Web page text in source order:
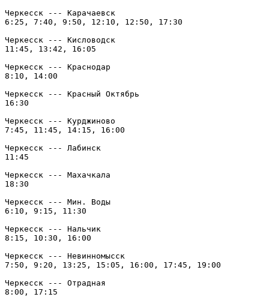
Черкесск --- Карачаевск
6:25, 7:40, 9:50, 12:10, 12:50, 17:30
Черкесск --- Кисловодск
11:45, 13:42, 16:05
Черкесск --- Краснодар
8:10, 14:00
Черкесск --- Красный Октябрь
16:30
Черкесск --- Курджиново
7:45, 11:45, 14:15, 16:00
Черкесск --- Лабинск
11:45
Черкесск --- Махачкала
18:30
Черкесск --- Мин. Воды
6:10, 9:15, 11:30
Черкесск --- Нальчик
8:15, 10:30, 16:00
Черкесск --- Невинномысск
7:50, 9:20, 13:25, 15:05, 16:00, 17:45, 19:00
Черкесск --- Отрадная
8:00, 17:15